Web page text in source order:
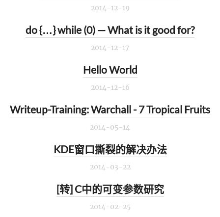
2014-12-19
do {…} while (0) — What is it good for?
2014-12-17
Hello World
2014-12-16
Writeup-Training: Warchall - 7 Tropical Fruits
2014-05-14
KDE窗口撕裂的解决办法
2014-03-22
[转] C中的可变参数研究
2014-02-25